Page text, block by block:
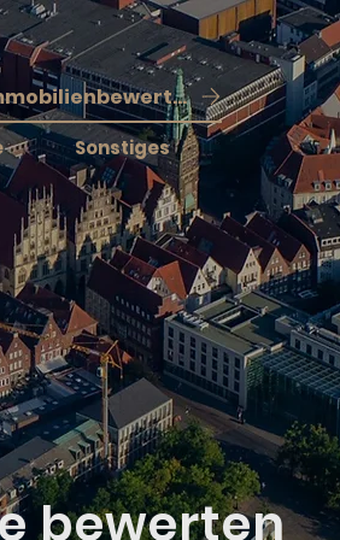
Kostenlose Immobilienbewertung
Sonstiges
bewerten